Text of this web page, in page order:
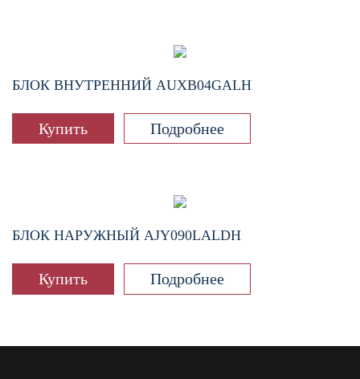
БЛОК ВНУТРЕННИЙ AUXB04GALH
Купить Подробнее
БЛОК НАРУЖНЫЙ AJY090LALDH
Купить Подробнее